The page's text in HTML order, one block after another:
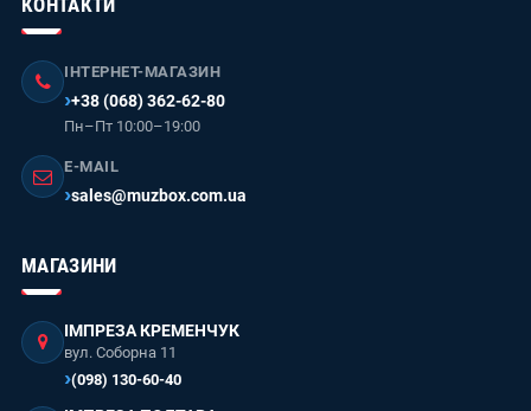
ІНТЕРНЕТ-МАГАЗИН
+38 (068) 362-62-80
Пн–Пт 10:00–19:00
E-MAIL
sales@muzbox.com.ua
МАГАЗИНИ
ІМПРЕЗА КРЕМЕНЧУК
вул. Соборна 11
(098) 130-60-40